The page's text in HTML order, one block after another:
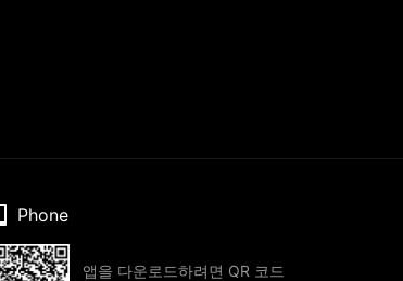
Phone
앱을 다운로드하려면 QR 코드